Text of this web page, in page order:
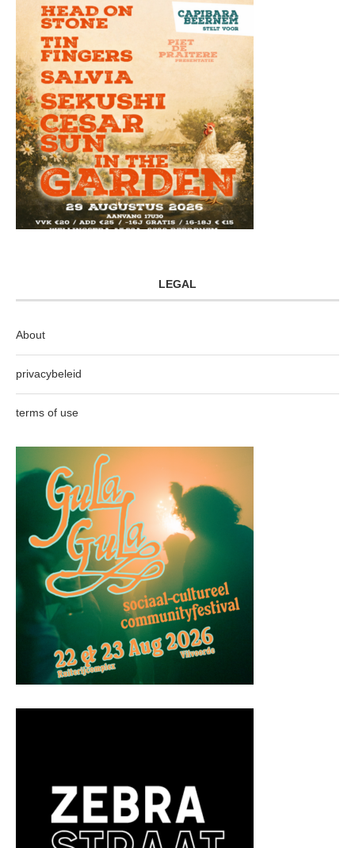
LEGAL
About
privacybeleid
terms of use